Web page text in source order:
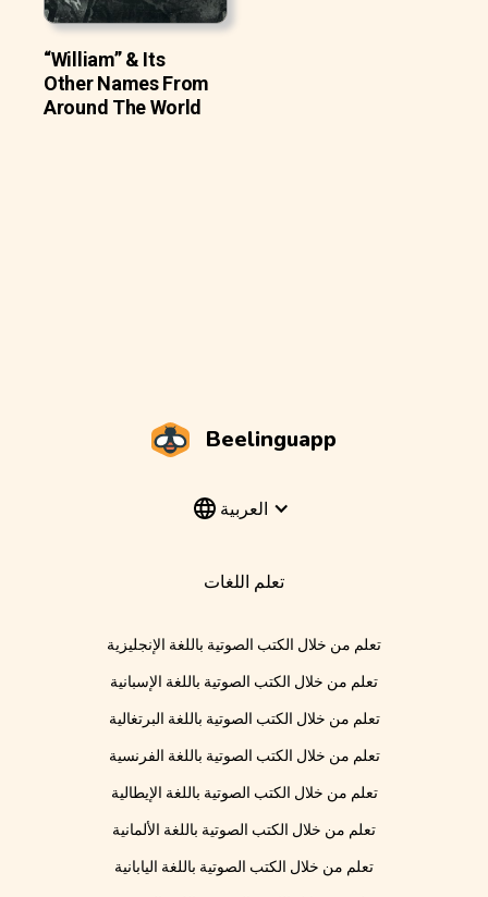
“William” & Its
Other Names From
Around The World
Beelinguapp
العربية
تعلم اللغات
تعلم من خلال الكتب الصوتية باللغة الإنجليزية
تعلم من خلال الكتب الصوتية باللغة الإسبانية
تعلم من خلال الكتب الصوتية باللغة البرتغالية
تعلم من خلال الكتب الصوتية باللغة الفرنسية
تعلم من خلال الكتب الصوتية باللغة الإيطالية
تعلم من خلال الكتب الصوتية باللغة الألمانية
تعلم من خلال الكتب الصوتية باللغة اليابانية